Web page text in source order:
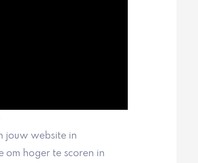
jouw website in
om hoger te scoren in